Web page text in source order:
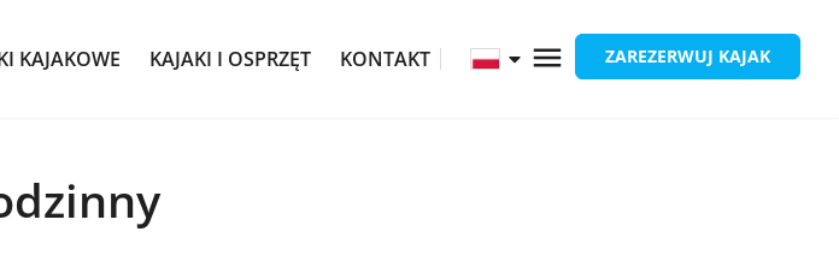
KAJAKOWE KAJAKI I OSPRZĘT KONTAKT ZAREZERWUJ KAJAK